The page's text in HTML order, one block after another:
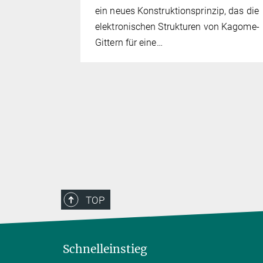
ein neues Konstruktionsprinzip, das die
elektronischen Strukturen von Kagome-
Gittern für eine…
TOP
Schnelleinstieg